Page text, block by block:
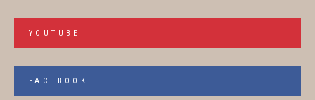
YOUTUBE
FACEBOOK